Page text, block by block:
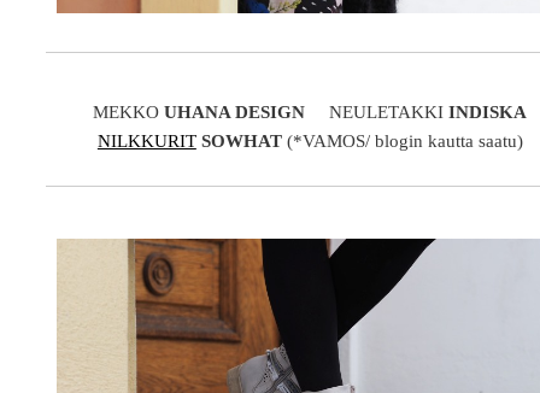
MEKKOUHANA DESIGN NEULETAKKIINDISKA
NILKKURIT SOWHAT(*VAMOS/ blogin kautta saatu)